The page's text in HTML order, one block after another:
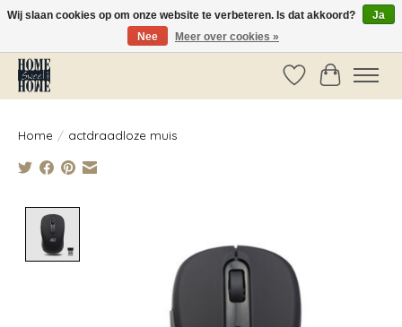
Vóór 14:00 besteld, dezelfde dag verzonden!
Verlanglijst
Home / actdraadloze muis
Wij slaan cookies op om onze website te verbeteren. Is dat akkoord?
Ja
Nee
Meer over cookies »